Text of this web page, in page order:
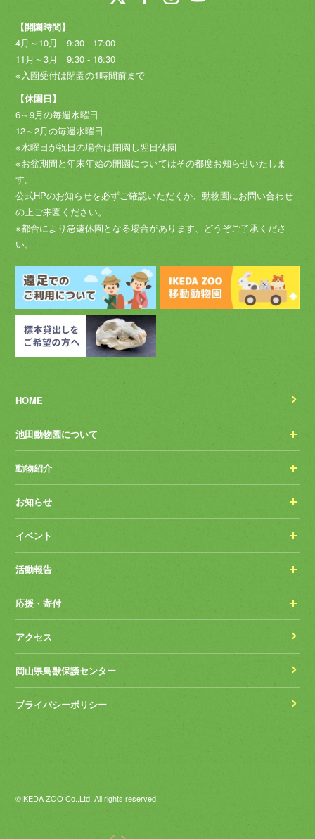
【開園時間】
4月～10月 9:30 - 17:00
11月～3月 9:30 - 16:30
※入園受付は閉園の1時間前まで
【休園日】
6～9月の毎週水曜日
12～2月の毎週水曜日
※水曜日が祝日の場合は開園し翌日休園
※お盆期間と年末年始の開園についてはその都度お知らせいたしま
す。
公式HPのお知らせを必ずご確認いただくか、動物園にお問い合わせ
の上ご来園ください。
※都合により急遽休園となる場合があります、どうぞご了承くださ
い。
HOME
池田動物園について
動物紹介
お知らせ
イベント
活動報告
応援・寄付
アクセス
岡山県鳥獣保護センター
プライバシーポリシー
©IKEDA ZOO Co.,Ltd. All rights reserved.